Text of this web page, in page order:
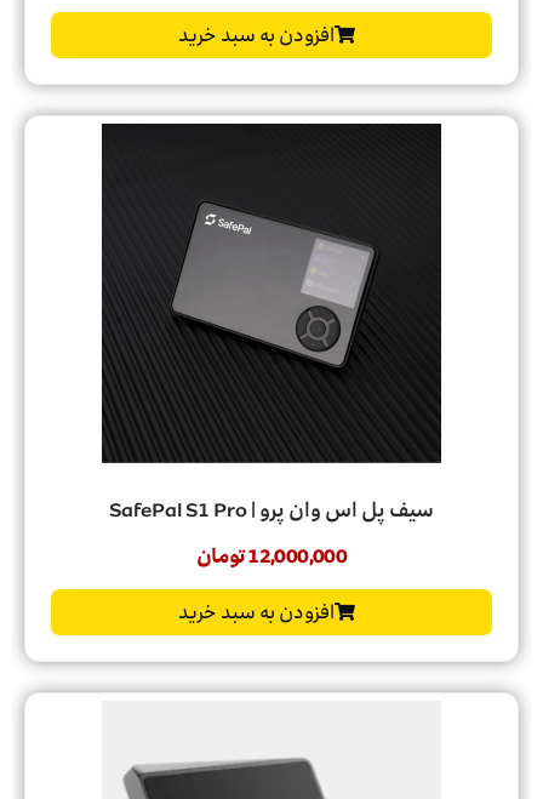
افزودن به سبد خرید
سیف پل اس وان پرو | SafePal S1 Pro
12,000,000تومان
افزودن به سبد خرید